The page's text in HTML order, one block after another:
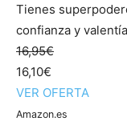
Tienes
confianza y
16,95€
16,10€
VER OFERTA
Amazon.es